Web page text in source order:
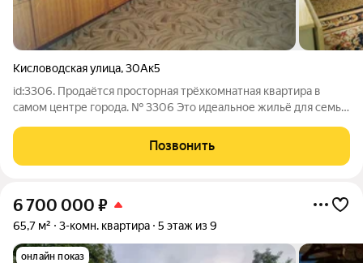
Кисловодская улица,30Ак5
id:3306. Продаётся просторная трёхкомнатная квартира в
самом центре города. № 3306 Это идеальное жильё для семьи,
транспортную доступность. Квартира расположена в
престижном районе с полным набором
Позвонить
6 700 000 ₽
65,7 м² 3-комн. квартира 5 этаж из 9
онлайн показ